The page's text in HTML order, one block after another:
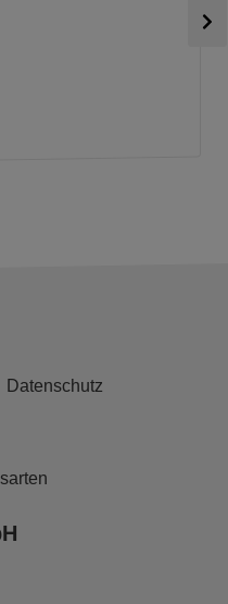
Datenschutz